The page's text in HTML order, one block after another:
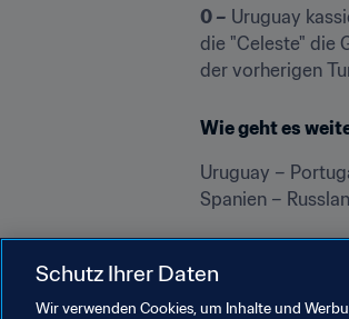
0 – Uruguay
die "Celeste" die
der vorherigen
Wie geht es
Uruguay –
Spanien –
FIFA WM auf
Schutz Ihrer Daten
Wir verwenden Cookies, um Inhalte und